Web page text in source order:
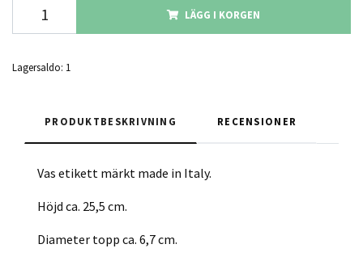
LÄGG I KORGEN
Lagersaldo: 1
PRODUKTBESKRIVNING RECENSIONER
Vas etikett märkt made in Italy.
Höjd ca. 25,5 cm.
Diameter topp ca. 6,7 cm.